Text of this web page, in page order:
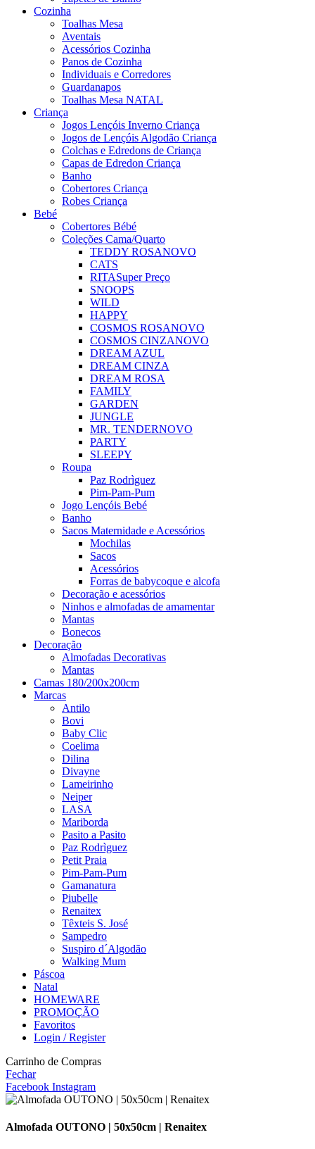
Cozinha
Toalhas Mesa
Aventais
Acessórios Cozinha
Panos de Cozinha
Individuais e Corredores
Guardanapos
Toalhas Mesa NATAL
Criança
Jogos Lençóis Inverno Criança
Jogos de Lençóis Algodão Criança
Colchas e Edredons de Criança
Capas de Edredon Criança
Banho
Cobertores Criança
Robes Criança
Bebé
Cobertores Bébé
Coleções Cama/Quarto
TEDDY ROSANOVO
CATS
RITASuper Preço
SNOOPS
WILD
HAPPY
COSMOS ROSANOVO
COSMOS CINZANOVO
DREAM AZUL
DREAM CINZA
DREAM ROSA
FAMILY
GARDEN
JUNGLE
MR. TENDERNOVO
PARTY
SLEEPY
Roupa
Paz Rodrìguez
Pim-Pam-Pum
Jogo Lençóis Bebé
Banho
Sacos Maternidade e Acessórios
Mochilas
Sacos
Acessórios
Forras de babycoque e alcofa
Decoração e acessórios
Ninhos e almofadas de amamentar
Mantas
Bonecos
Decoração
Almofadas Decorativas
Mantas
Camas 180/200x200cm
Marcas
Antilo
Bovi
Baby Clic
Coelima
Dilina
Divayne
Lameirinho
Neiper
LASA
Mariborda
Pasito a Pasito
Paz Rodrìguez
Petit Praia
Pim-Pam-Pum
Gamanatura
Piubelle
Renaitex
Têxteis S. José
Sampedro
Suspiro d´Algodão
Walking Mum
Páscoa
Natal
HOMEWARE
PROMOÇÃO
Favoritos
Login / Register
Carrinho de Compras
Fechar
Facebook Instagram
Almofada OUTONO | 50x50cm | Renaitex